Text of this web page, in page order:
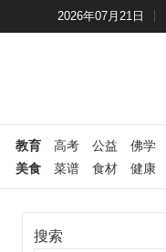
2026年07月21日
教育 高考 公益
佛学
美食
菜谱 食材 健康
搜索